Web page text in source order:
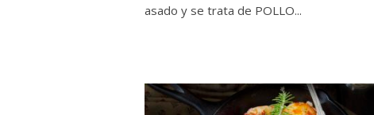
asado y se trata de POLLO...